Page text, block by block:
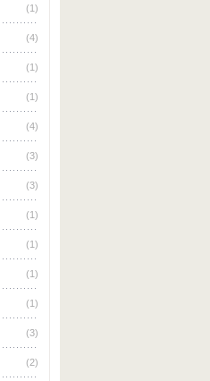
(1)
(4)
(1)
(1)
(4)
(3)
(3)
(1)
(1)
(1)
(1)
(3)
(2)